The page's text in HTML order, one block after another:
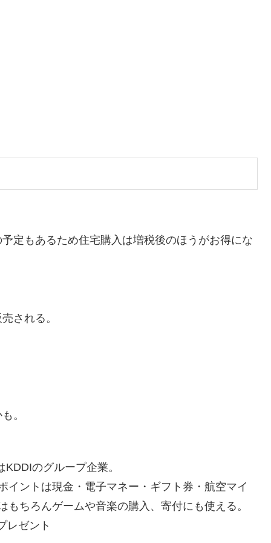
もあるため住宅購入は増税後のほうがお得にな
される。
。
KDDIのグループ企業。
イントは現金・電子マネー・ギフト券・航空マイ
もちろんゲームや音楽の購入、寄付にも使える。
レゼント